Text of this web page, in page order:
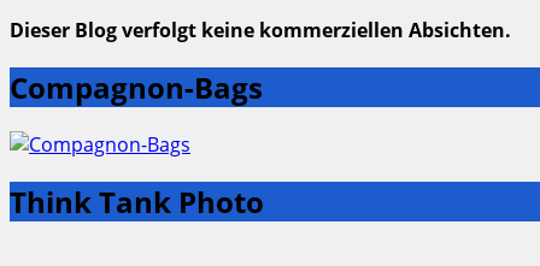
Dieser Blog verfolgt keine kommerziellen Absichten.
Compagnon-Bags
Think Tank Photo